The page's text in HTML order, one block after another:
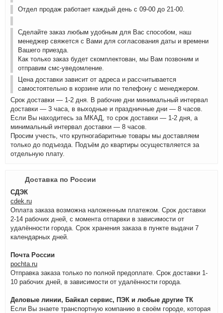
Отдел продаж работает каждый день с 09-00 до 21-00.
Сделайте заказ любым удобным для Вас способом, наш
менеджер свяжется с Вами для согласования даты и времени
Вашего приезда.
Как только заказ будет скомплектован, мы Вам позвоним и
отправим смс-уведомление.
Цена доставки зависит от адреса и рассчитывается
самостоятельно в корзине или по телефону с менеджером.
Срок доставки — 1-2 дня. В рабочие дни минимальный интервал
доставки — 3 часа, в выходные и праздничные дни — 8 часов.
Если Вы находитесь за МКАД, то срок доставки — 1-2 дня, а
минимальный интервал доставки — 8 часов.
Просим учесть, что крупногабаритные товары мы доставляем
только до подъезда. Подъём до квартиры осуществляется за
отдельную плату.
Доставка по России
СДЭК
cdek.ru
Оплата заказа возможна наложенным платежом. Срок доставки
2-14 рабочих дней, с момента отпарвки в зависимости от
удалённости города. Срок хранения заказа в пункте выдачи 7
календарных дней.
Почта России
pochta.ru
Отправка заказа только по полной предоплате. Срок доставки 1-
10 рабочих дней, в зависимости от удалённости города.
Деловые линии, Байкал сервис, ПЭК и любые другие ТК
Если Вы знаете транспортную компанию в своём городе, которая